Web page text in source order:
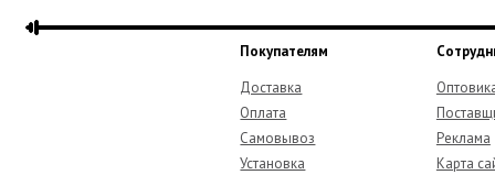
Покупателям
Доставка
Оплата
Самовывоз
Установка
Реклама
Карта